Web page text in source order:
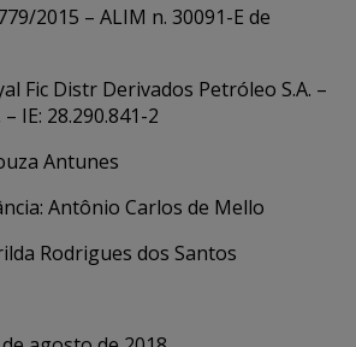
2015 – ALIM n. 30091-E de
Fic Distr Derivados Petróleo S.A. –
IE: 28.290.841-2
Antunes
Antônio Carlos de Mello
Rodrigues dos Santos